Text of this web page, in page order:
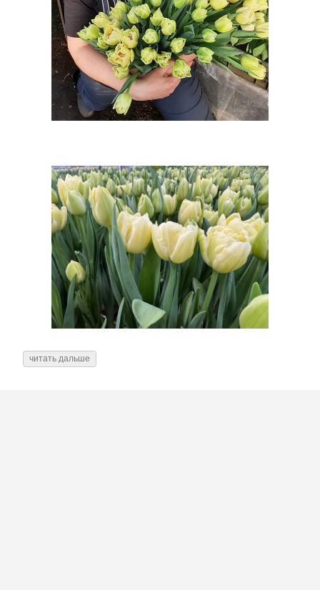
читать дальше